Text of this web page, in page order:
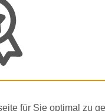
für Sie optimal zu